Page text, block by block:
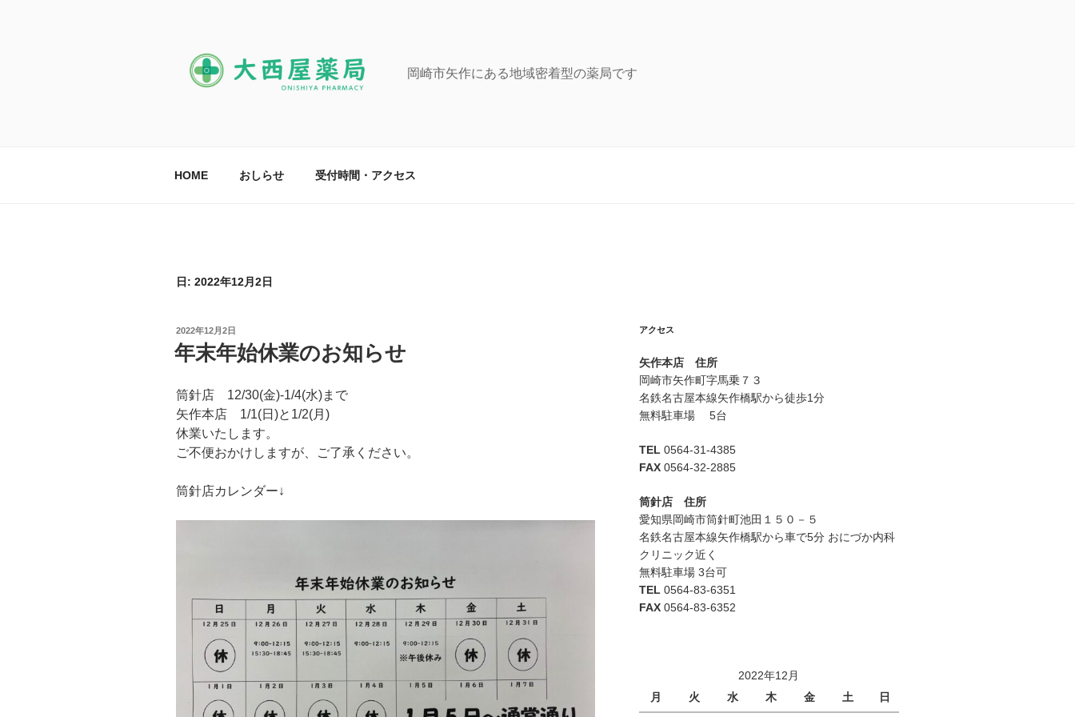
岡崎市矢作にある地域密着型の薬局です
HOME おしらせ 受付時間・アクセス
日: 2022年12月2日
投
稿
日:
2022年12月2日
年末年始休業のお知らせ
筒針店 12/30(金)-1/4(水)まで
矢作本店 1/1(日)と1/2(月)
休業いたします。
ご不便おかけしますが、ご了承ください。
筒針店カレンダー↓
アクセス
矢作本店 住所
岡崎市矢作町字馬乗７３
名鉄名古屋本線矢作橋駅から徒歩1分
無料駐車場 5台
TEL 0564-31-4385
FAX0564-32-2885
筒針店 住所
愛知県岡崎市筒針町池田１５０－５
名鉄名古屋本線矢作橋駅から車で5分 おにづか内科
クリニック近く
無料駐車場 3台可
TEL 0564-83-6351
FAX0564-83-6352
2022年12月
月
火 水 木 金 土 日